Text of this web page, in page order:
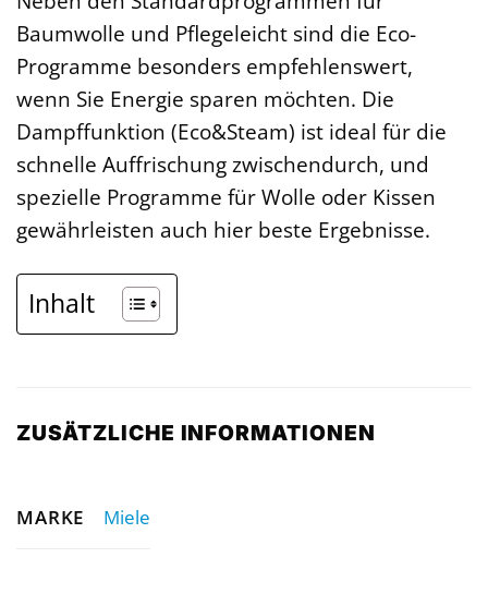
Baumwolle und Pflegeleicht sind die Eco-
Programme besonders empfehlenswert,
wenn Sie Energie sparen möchten. Die
Dampffunktion (Eco&Steam) ist ideal für die
schnelle Auffrischung zwischendurch, und
spezielle Programme für Wolle oder Kissen
gewährleisten auch hier beste Ergebnisse.
Inhalt
ZUSÄTZLICHE INFORMATIONEN
MARKE Miele